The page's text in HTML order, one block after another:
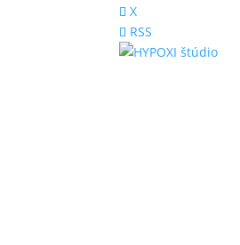
X
RSS